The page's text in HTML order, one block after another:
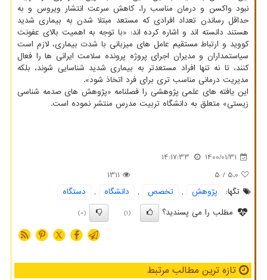
نبود واکسن و درمان مناسب را، کاهش سرعت انتشار ویروس و به
حداقل رساندن تعداد افرادی که مستعد مبتلا شدن به بیماری شدید
هستند دانسته اند و اشاره کرده اند: «با توجه به اهمیت بالای عفونت
کووید و ارتباط مستقیم عامل های میزبانی با شدت بیماری، لازم است
سیاستمداران و مدیران اجرای پروژه پرونده سلامت ایرانی ها را فعال
کنند، تا نه تنها افراد مستعدتر به بیماری شدید شناسایی شوند، بلکه
مدیریت درمانی مناسب تری برای فرد اتخاذ شود».
این یافته های علمی پژوهشی را فصلنامه «پژوهش های صدمه شناسی
زیستی» متعلق به دانشگاه تربیت مدرس منتشر نموده است.
1400/01/31
14:17:33
5.0
/ 5
1311
تگها:
پژوهش , تخصص , دانشگاه ,
دستگاه
مطلب را می پسندید؟
(1)
(0)
X
تازه ترین مطالب مرتبط